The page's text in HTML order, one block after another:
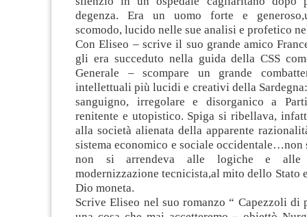
degenza. Era un uomo forte e
scomodo, lucido nelle sue analisi e profetico
Con Eliseo – scrive il suo grande amico
gli era succeduto nella guida della CSS
Generale – scompare un grande
intellettuali più lucidi e creativi della
sanguigno, irregolare e disorganico a
renitente e utopistico. Spiga si ribellava,
alla società alienata della apparente
sistema economico e sociale occidentale…non
non si arrendeva alle logiche e alle
modernizzazione tecnicista,al mito dello Stato
Dio moneta.
Scrive Eliseo nel suo romanzo “ Capezzoli di